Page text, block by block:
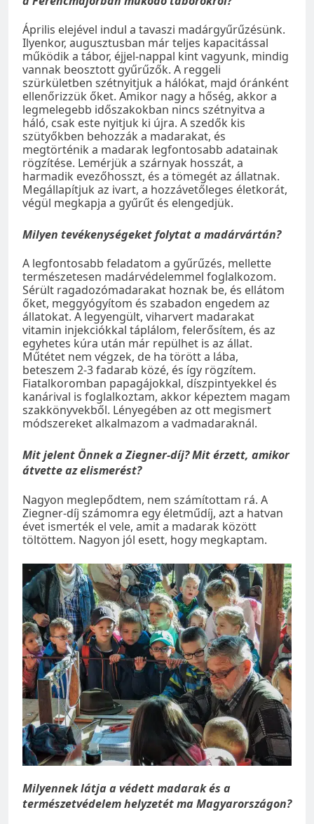
Április elejével indul a tavaszi madárgyűrűzésünk.
Ilyenkor, augusztusban már teljes kapacitással
működik a tábor, éjjel-nappal kint vagyunk, mindig
vannak beosztott gyűrűzők. A reggeli
szürkületben szétnyitjuk a hálókat, majd óránként
ellenőrizzük őket. Amikor nagy a hőség, akkor a
legmelegebb időszakokban nincs szétnyitva a
háló, csak este nyitjuk ki újra. A szedők kis
szütyőkben behozzák a madarakat, és
megtörténik a madarak legfontosabb adatainak
rögzítése. Lemérjük a szárnyak hosszát, a
harmadik evezőhosszt, és a tömegét az állatnak.
Megállapítjuk az ivart, a hozzávetőleges életkorát,
végül megkapja a gyűrűt és elengedjük.
Milyen tevékenységeket folytat a madárvártán?
A legfontosabb feladatom a gyűrűzés, mellette
természetesen madárvédelemmel foglalkozom.
Sérült ragadozómadarakat hoznak be, és ellátom
őket, meggyógyítom és szabadon engedem az
állatokat. A legyengült, viharvert madarakat
vitamin injekciókkal táplálom, felerősítem, és az
egyhetes kúra után már repülhet is az állat.
Műtétet nem végzek, de ha törött a lába,
beteszem 2-3 fadarab közé, és így rögzítem.
Fiatalkoromban papagájokkal, díszpintyekkel és
kanárival is foglalkoztam, akkor képeztem magam
szakkönyvekből. Lényegében az ott megismert
módszereket alkalmazom a vadmadaraknál.
Mit jelent Önnek a Ziegner-díj? Mit érzett, amikor
átvette az elismerést?
Nagyon meglepődtem, nem számítottam rá. A
Ziegner-díj számomra egy életműdíj, azt a hatvan
évet ismerték el vele, amit a madarak között
töltöttem. Nagyon jól esett, hogy megkaptam.
Milyennek látja a védett madarak és a
természetvédelem helyzetét ma Magyarországon?